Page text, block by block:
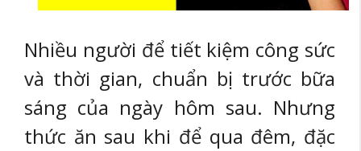
Nhiều người để tiết kiệm công sức
và thời gian, chuẩn bị trước bữa
sáng của ngày hôm sau. Nhưng
thức ăn sau khi để qua đêm, đặc